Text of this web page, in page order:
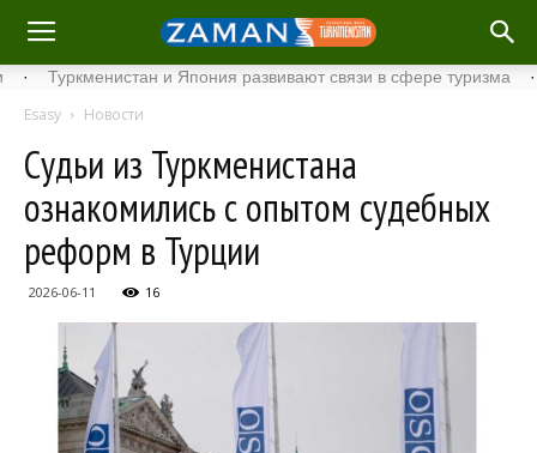
и Япония развивают связи в сфере туризма ·
Esasy Новости
Судьи из Туркменистана
ознакомились с опытом судебных
реформ в Турции
2026-06-11 16